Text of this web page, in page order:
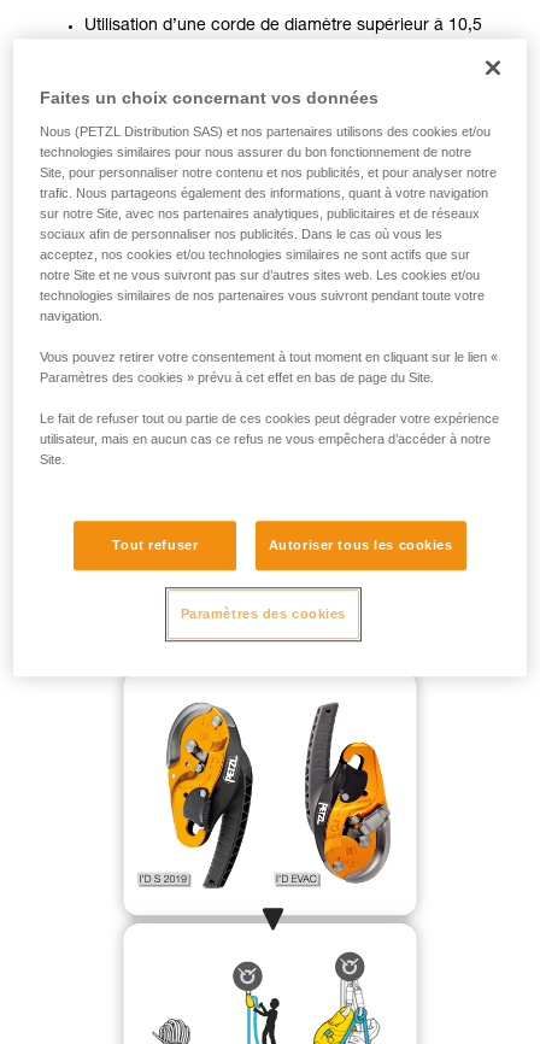
Utilisation d’une corde de diamètre supérieur à 10,5
l’ancrage.
Manipulation par deux opérateurs (uniquement sur I’D
avant 2019)
Dans les situations les plus critiques, il est nécessaire
d’utiliser conjointement ces trois techniques.
POUR UNE MASSE JUSQU’À 250 KG EN PLEIN VIDE SANS
Faites un choix concernant vos données
Nous (PETZL Distribution SAS) et nos partenaires utilisons des cookies et/ou
technologies similaires pour nous assurer du bon fonctionnement de notre
Site, pour personnaliser notre contenu et nos publicités, et pour analyser notre
trafic. Nous partageons également des informations, quant à votre navigation
sur notre Site, avec nos partenaires analytiques, publicitaires et de réseaux
sociaux afin de personnaliser nos publicités. Dans le cas où vous les
acceptez, nos cookies et/ou technologies similaires ne sont actifs que sur
notre Site et ne vous suivront pas sur d’autres sites web. Les cookies et/ou
technologies similaires de nos partenaires vous suivront pendant toute votre
navigation.
Vous pouvez retirer votre consentement à tout moment en cliquant sur le lien «
Paramètres des cookies » prévu à cet effet en bas de page du Site.
Le fait de refuser tout ou partie de ces cookies peut dégrader votre expérience
utilisateur, mais en aucun cas ce refus ne vous empêchera d’accéder à notre
Site.
Tout refuser Autoriser tous les cookies
Paramètres des cookies